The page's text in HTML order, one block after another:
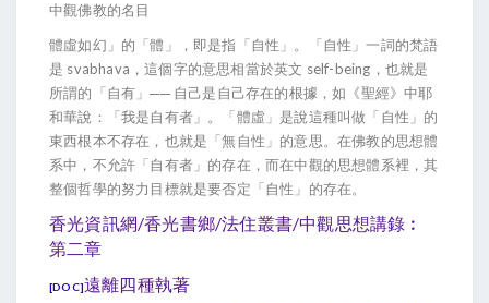
中觀佛教的名目
體虛如幻」的「體」，即是指「自性」。「自性」一詞的梵語
是 svabhava，這個字的意思相當於英文 self-being，也就是
所謂的「自有」── 自己是自己存在的根據，如《聖經》中耶
和華說：「我是自有者」。「體虛」是說這種叫做「自性」的
東西根本不存在，也就是「無自性」的意思。在佛教的思想體
系中，不允許「自有者」的存在，而在中觀的思想體系裡，其
整個哲學的努力目標就是要否定「自性」的存在。
香光資訊網/香光書鄉/法住叢書/中觀思想講錄︰
第二章
[DOC]遠離四種執著